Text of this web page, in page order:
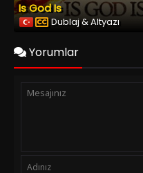
Is God Is
Dublaj & Altyazı
Yorumlar